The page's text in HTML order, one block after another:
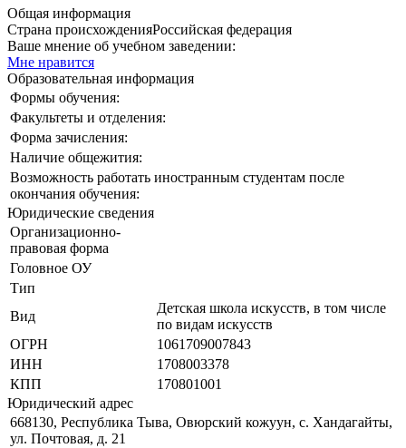
Общая информация
Страна происхожденияРоссийская федерация
Ваше мнение об учебном заведении:
Мне нравится
Образовательная информация
Формы обучения:
Факультеты и отделения:
Форма зачисления:
Наличие общежития:
Возможность работать иностранным студентам после
окончания обучения:
Юридические сведения
Организационно-
правовая форма
Головное ОУ
Тип
Вид
Детская школа искусств, в том числе
по видам искусств
ОГРН
1061709007843
ИНН
1708003378
КПП
170801001
Юридический адрес
668130, Республика Тыва, Овюрский кожуун, с. Хандагайты,
ул. Почтовая, д. 21